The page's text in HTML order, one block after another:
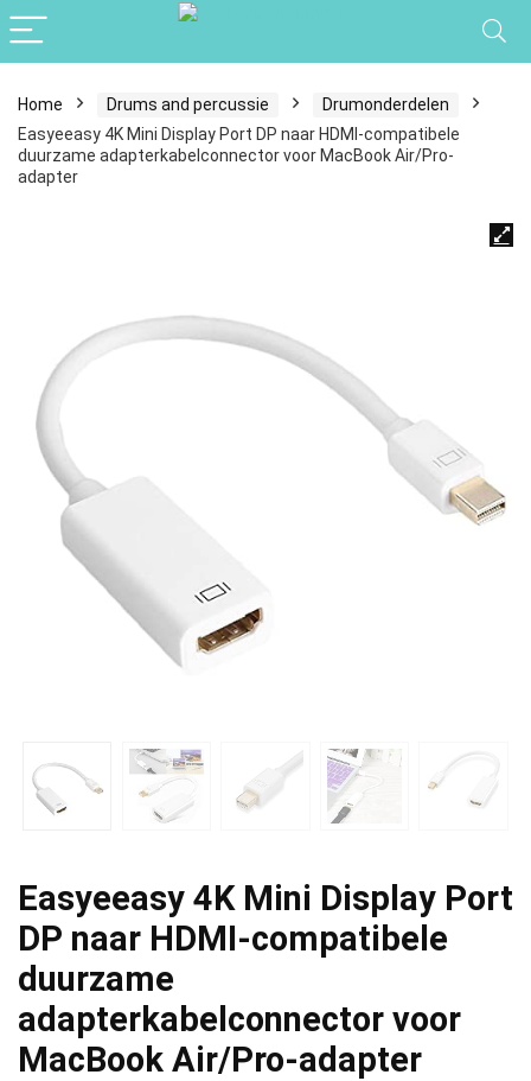
Home Drums and percussie
Drumonderdelen
Easyeeasy 4K Mini Display Port DP naar HDMI-compatibele
duurzame adapterkabelconnector voor MacBook Air/Pro-
adapter
Easyeeasy 4K Mini Display Port
DP naar HDMI-compatibele
duurzame
adapterkabelconnector voor
MacBook Air/Pro-adapter